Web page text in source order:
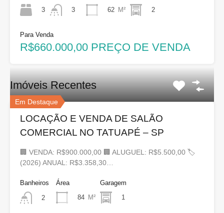
3
3
62 M²
2
Para Venda
R$660.000,00 PREÇO DE VENDA
Imóveis Recentes
Em Destaque
LOCAÇÃO E VENDA DE SALÃO
COMERCIAL NO TATUAPÉ – SP
🏢 VENDA: R$900.000,00 🏢 ALUGUEL: R$5.500,00 🏷
(2026) ANUAL: R$3.358,30…
Banheiros
2
Área
84 M²
Garagem
1